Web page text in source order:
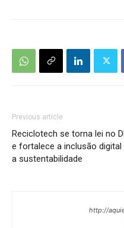
Previous article
Reciclotech se torna lei no
e fortalece a inclusão digital
a sustentabilidade
http://